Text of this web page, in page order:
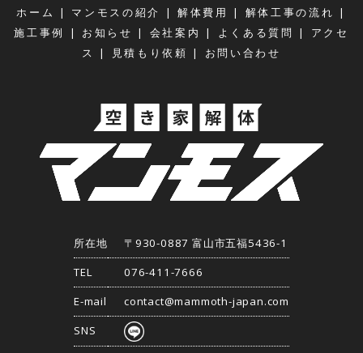
ホーム | マンモスの紹介 | 解体費用 | 解体工事の流れ |
施工事例 | お知らせ | 会社案内 | よくある質問 |
アクセ
ス
| 見積もり依頼 | お問い合わせ
所在地
〒930-0887 富山市五福5436-1
TEL
076-411-7666
E-mail
contact@mammoth-japan.com
SNS